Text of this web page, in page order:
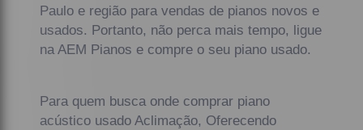
Paulo e região para vendas de pianos novos e
usados. Portanto, não perca mais tempo, ligue
na AEM Pianos e compre o seu piano usado.
Para quem busca onde comprar piano
acústico usado Aclimação, Oferecendo